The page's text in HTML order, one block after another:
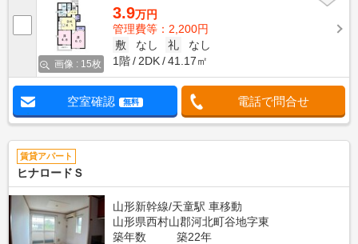
画像 : 15枚
3.9万円
管理費等：2,200円
敷
なし 礼
なし
1階
2DK 41.17㎡
空室確認 無料 電話で問合せ
賃貸アパート
ヒナロードＳ
山形新幹線/天童駅 車移動
山形県西村山郡河北町谷地字東
築年数
築22年